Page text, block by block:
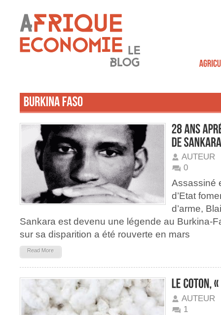
AUTEUR
0
Assassiné
d’Etat
d’arme,
Sankara est devenu une légende au Burkina-
sur sa disparition a été rouverte en mars
Read More
AUTEUR
1